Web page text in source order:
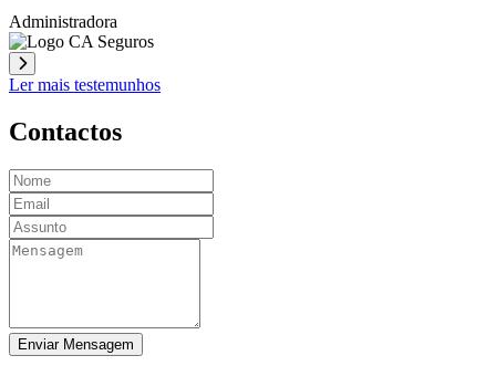
Administradora
Ler mais testemunhos
Contactos
Enviar Mensagem